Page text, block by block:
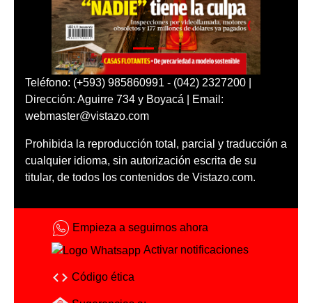
Teléfono: (+593) 985860991 - (042) 2327200 |
Dirección: Aguirre 734 y Boyacá | Email:
webmaster@vistazo.com
Prohibida la reproducción total, parcial y traducción a
cualquier idioma, sin autorización escrita de su
titular, de todos los contenidos de Vistazo.com.
Empieza a seguirnos ahora
Activar notificaciones
Código ética